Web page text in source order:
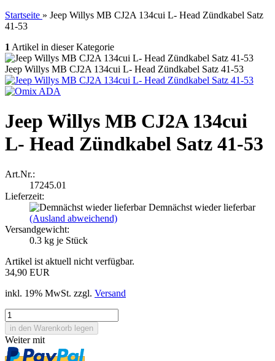
Startseite » Jeep Willys MB CJ2A 134cui L- Head Zündkabel Satz
41-53
1 Artikel in dieser Kategorie
Jeep Willys MB CJ2A 134cui L- Head Zündkabel Satz 41-53
Jeep Willys MB CJ2A 134cui
L- Head Zündkabel Satz 41-53
Art.Nr.:
17245.01
Lieferzeit:
Demnächst wieder lieferbar
(Ausland abweichend)
Versandgewicht:
0.3 kg je Stück
Artikel ist aktuell nicht verfügbar.
34,90 EUR
inkl. 19% MwSt. zzgl. Versand
Weiter mit